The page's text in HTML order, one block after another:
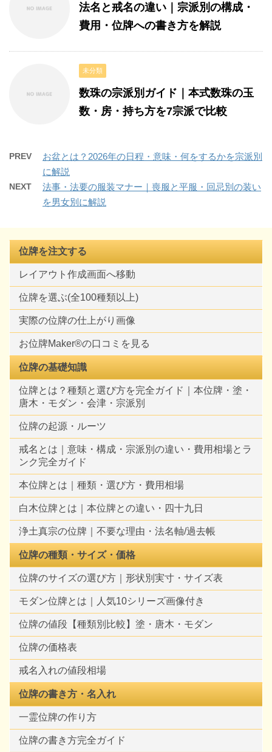
法名と戒名の違い｜宗派別の構成・
費用・位牌への書き方を解説
未分類
数珠の宗派別ガイド｜本式数珠の玉
数・房・持ち方を7宗派で比較
PREV
お盆とは？2026年の日程・意味・何をするかを宗派別
に解説
NEXT
法事・法要の服装マナー｜喪服と平服・回忌別の装い
を男女別に解説
位牌を注文する
レイアウト作成画面へ移動
位牌を選ぶ(全100種類以上)
実際の位牌の仕上がり画像
お位牌Maker®の口コミを見る
位牌の基礎知識
位牌とは？種類と選び方を完全ガイド｜本位牌・塗・
唐木・モダン・会津・宗派別
位牌の起源・ルーツ
戒名とは｜意味・構成・宗派別の違い・費用相場とラ
ンク完全ガイド
本位牌とは｜種類・選び方・費用相場
白木位牌とは｜本位牌との違い・四十九日
浄土真宗の位牌｜不要な理由・法名軸/過去帳
位牌の種類・サイズ・価格
位牌のサイズの選び方｜形状別実寸・サイズ表
モダン位牌とは｜人気10シリーズ画像付き
位牌の値段【種類別比較】塗・唐木・モダン
位牌の価格表
戒名入れの値段相場
位牌の書き方・名入れ
一霊位牌の作り方
位牌の書き方完全ガイド